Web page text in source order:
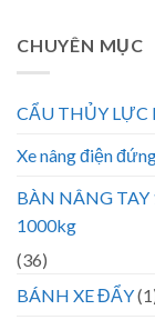
CHUYÊN MỤC
CẨU THỦY LỰC
Xe nâng điện
BÀN NÂNG TAY
1000kg
(36)
BÁNH XE ĐẨY